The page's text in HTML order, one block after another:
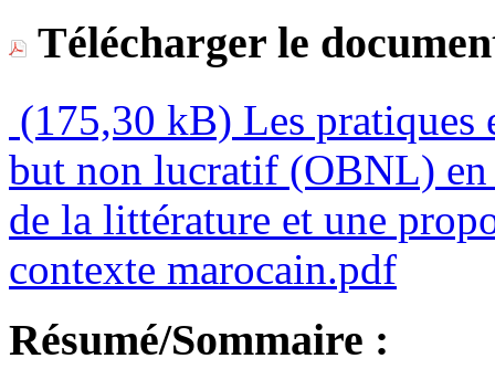
Télécharger le
(175,30 kB) Les pratiques
but non lucratif (OBNL)
de la littérature et une
contexte marocain.pdf
Résumé/Sommaire :